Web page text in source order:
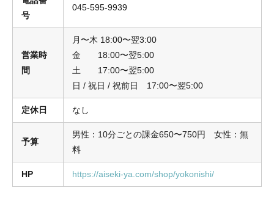
号
045-595-9939
営業時
間
月〜木 18:00〜翌3:00
金 18:00〜翌5:00
土 17:00〜翌5:00
日 / 祝日 / 祝前日 17:00〜翌5:00
定休日 なし
予算
男性：10分ごとの課金650〜750円 女性：無
料
HP https://aiseki-ya.com/shop/yokonishi/